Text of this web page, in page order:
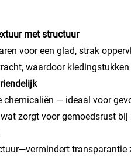
met structuur
voor een glad, strak
waardoor
— ideaal voor
zorgt voor gemoedsrust